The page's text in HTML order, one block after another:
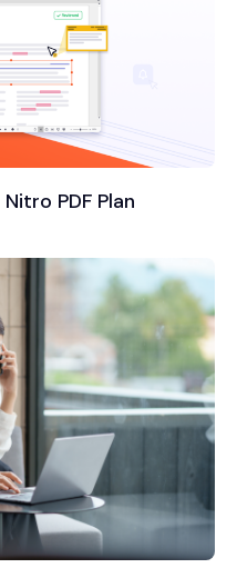
PDF Plan